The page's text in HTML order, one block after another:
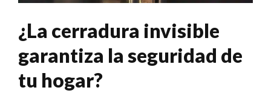
¿La cerradura invisible
garantiza la seguridad de
tu hogar?